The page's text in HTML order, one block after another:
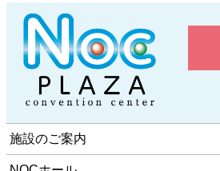
施設のご案内